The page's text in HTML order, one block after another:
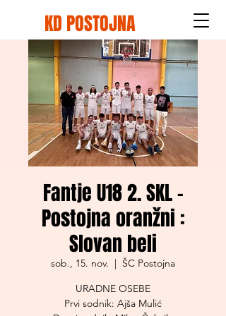
KD POSTOJNA
Fantje U18 2. SKL -
Postojna oranžni :
Slovan beli
sob., 15. nov.
  |
ŠC Postojna
URADNE OSEBE
Prvi sodnik: Ajša Mulić